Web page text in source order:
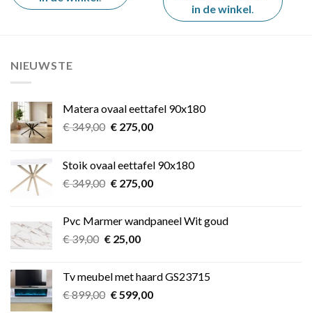
in de winkel
NIEUWSTE
Matera ovaal eettafel 90x180
€349,00 Oorspronkelijke
€ 349,00.
€275,00Huidige
€ 275,00.
Stoik ovaal eettafel 90x180
€349,00 Oorspronkelijke
€ 349,00.
€275,00Huidige
€ 275,00.
Pvc Marmer wandpaneel Wit goud
€39,00 Oorspronkelijke
€ 39,00.
€25,00Huidige
€ 25,00.
Tv meubel met haard GS23715
€899,00 Oorspronkelijke
€599,00Huidige